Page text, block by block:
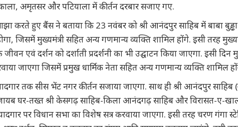
अमृतसर और पटियाला में कीर्तन दरबार सजाए गए.
करते हुए बैंस ने बताया कि 23 नवंबर को श्री आनंदपुर साहिब में बाबा
जिसमें मुख्यमंत्री सहित अन्य गणमान्य व्यक्ति शामिल होंगे. इसी तरह
एवं दर्शन को दर्शाती प्रदर्शनी का भी उद्घाटन किया जाएगा. इसी दिन
जाएगा जिसमें प्रमुख धार्मिक नेता सहित अन्य गणमान्य व्यक्ति शामिल
तक सीस भेंट नगर कीर्तन सजाया जाएगा. साथ ही श्री आनंदपुर साहिब
घर-तख्त श्री केसगढ़ साहिब-किला आनंदगढ़ साहिब और विरासत-ए-
पर विधान सभा का विशेष सत्र करवाया जाएगा. इसी तरह चरण गंगा